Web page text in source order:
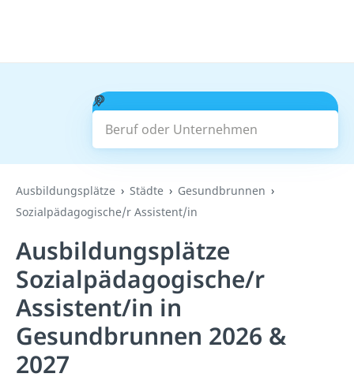
Beruf oder Unternehmen
Suchen
Ausbildungsplätze Städte
Gesundbrunnen
Sozialpädagogische/r Assistent/in
Ausbildungsplätze
Sozialpädagogische/r
Assistent/in in
Gesundbrunnen 2026 &
2027